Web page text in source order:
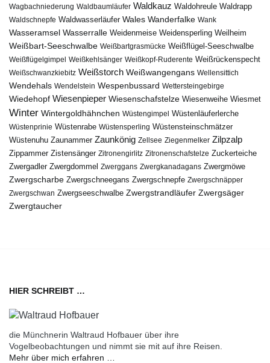
Wagbachniederung Waldbaumläufer Waldkauz Waldohreule Waldrapp
Waldschnepfe Waldwasserläufer Wales Wanderfalke Wank
Wasseramsel Wasserralle Weidenmeise Weidensperling Weilheim
Weißbart-Seeschwalbe Weißbartgrasmücke Weißflügel-Seeschwalbe
Weißflügelgimpel Weißkehlsänger Weißkopf-Ruderente Weißrückenspecht
Weißschwanzkiebitz Weißstorch Weißwangengans Wellensittich
Wendehals Wendelstein Wespenbussard Wettersteingebirge
Wiedehopf Wiesenpieper Wiesenschafstelze Wiesenweihe Wiesmet
Winter Wintergoldhähnchen Wüstengimpel Wüstenläuferlerche
Wüstenprinie Wüstenrabe Wüstensperling Wüstensteinschmätzer
Wüstenuhu Zaunammer Zaunkönig Zellsee Ziegenmelker Zilpzalp
Zippammer Zistensänger Zitronengirlitz Zitronenschafstelze Zuckerteiche
Zwergadler Zwergdommel Zwerggans Zwergkanadagans Zwergmöwe
Zwergscharbe Zwergschneegans Zwergschnepfe Zwergschnäpper
Zwergschwan Zwergseeschwalbe Zwergstrandläufer Zwergsäger
Zwergtaucher
HIER SCHREIBT …
die Münchnerin Waltraud Hofbauer über ihre
Vogelbeobachtungen und nimmt sie mit auf ihre Reisen.
Mehr über mich erfahren …